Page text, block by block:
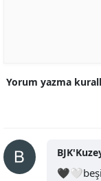
Yorum yazma